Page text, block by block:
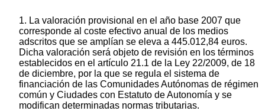
1. La valoración provisional en el año base 2007 que
corresponde al coste efectivo anual de los medios
adscritos que se amplían se eleva a 445.012,84 euros.
Dicha valoración será objeto de revisión en los términos
establecidos en el artículo 21.1 de la Ley 22/2009, de 18
de diciembre, por la que se regula el sistema de
financiación de las Comunidades Autónomas de régimen
común y Ciudades con Estatuto de Autonomía y se
modifican determinadas normas tributarias.